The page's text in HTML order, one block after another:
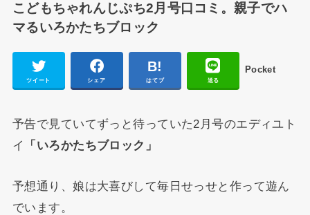
こどもちゃれんじぷち2月号口コミ。親子でハ
マるいろかたちブロック
ツイート シェア はてブ 送る
Pocket
予告で見ていてずっと待っていた2月号のエディユト
イ
「いろかたちブロック」
予想通り、娘は大喜びして毎日せっせと作って遊ん
でいます。